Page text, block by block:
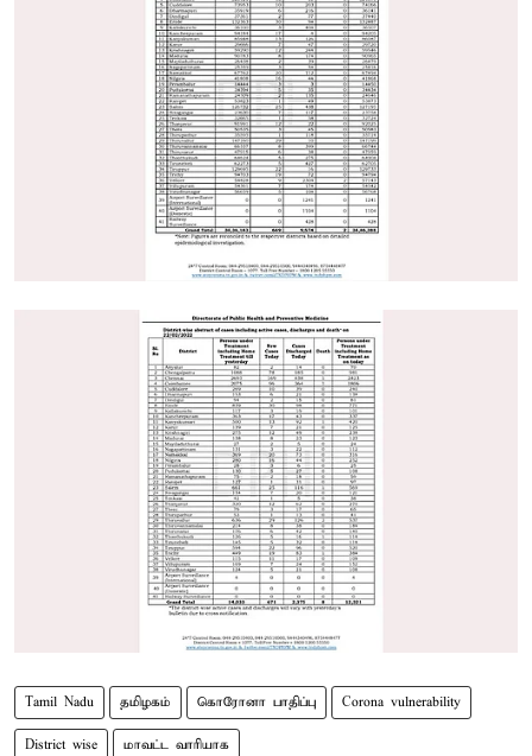
Tamil Nadu தமிழகம் கொரோனா பாதிப்பு Corona vulnerability
District wise மாவட்ட வாரியாக